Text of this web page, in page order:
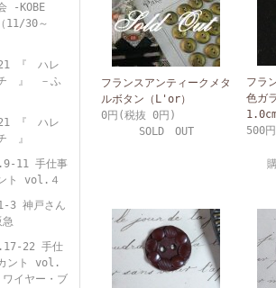
-KOBE
11/30～
『 ハレ
チ 』 －ふ
『 ハレ
』
11 手仕事
ト vol.４
3 神戸さん
急
22 手仕
ント vol.
イヤー・ブ
フランスアンティークメタ
ルボタン（L'or）
0円(税抜 0円)
SOLD OUT
フラ
色ガ
500